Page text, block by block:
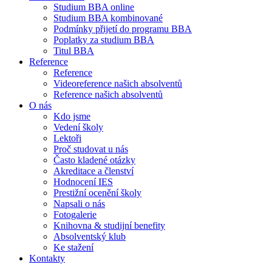
Studium BBA online
Studium BBA kombinované
Podmínky přijetí do programu BBA
Poplatky za studium BBA
Titul BBA
Reference
Reference
Videoreference našich absolventů
Reference našich absolventů
O nás
Kdo jsme
Vedení školy
Lektoři
Proč studovat u nás
Často kladené otázky
Akreditace a členství
Hodnocení IES
Prestižní ocenění školy
Napsali o nás
Fotogalerie
Knihovna & studijní benefity
Absolventský klub
Ke stažení
Kontakty